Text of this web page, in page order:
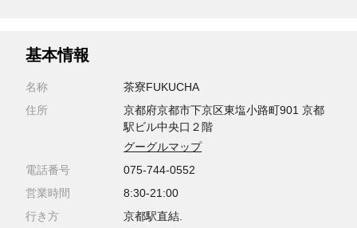
基本情報
名称
茶寮FUKUCHA
住所
京都府京都市下京区東塩小路町901 京都
駅ビル中央口２階
グーグルマップ
電話番号
075-744-0552
営業時間
8:30-21:00
行き方
京都駅直結.